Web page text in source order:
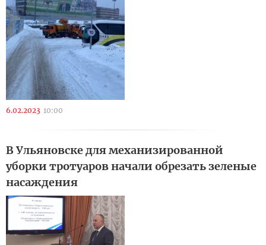
6.02.2023 10:00
В Ульяновске для механизированной
уборки тротуаров начали обрезать зеленые
насаждения